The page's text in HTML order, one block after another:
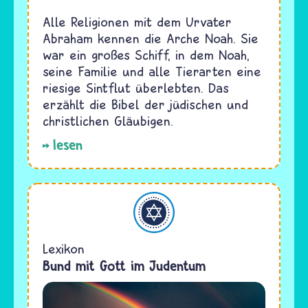
Alle Religionen mit dem Urvater
Abraham kennen die Arche Noah. Sie
war ein großes Schiff, in dem Noah,
seine Familie und alle Tierarten eine
riesige Sintflut überlebten. Das
erzählt die Bibel der jüdischen und
christlichen Gläubigen.
lesen
Judentum
Lexikon
Bund mit Gott im Judentum